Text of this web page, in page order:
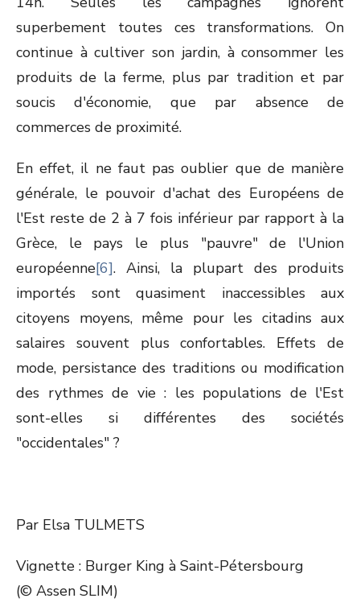
superbement toutes ces transformations. On
continue à cultiver son jardin, à consommer les
produits de la ferme, plus par tradition et par
soucis d'économie, que par absence de
commerces de proximité.
En effet, il ne faut pas oublier que de manière
générale, le pouvoir d'achat des Européens de
l'Est reste de 2 à 7 fois inférieur par rapport à la
Grèce, le pays le plus "pauvre" de l'Union
européenne[6]. Ainsi, la plupart des produits
importés sont quasiment inaccessibles aux
citoyens moyens, même pour les citadins aux
salaires souvent plus confortables. Effets de
mode, persistance des traditions ou modification
des rythmes de vie : les populations de l'Est
sont-elles si différentes des sociétés
"occidentales" ?
Par Elsa TULMETS
Vignette : Burger King à Saint-Pétersbourg
(© Assen SLIM)